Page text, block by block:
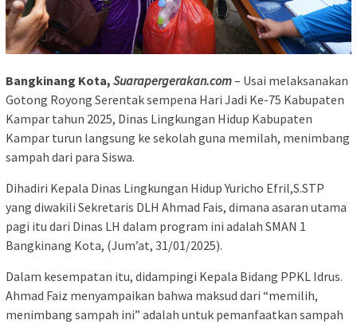
Bangkinang Kota, Suarapergerakan.com– Usai melaksanakan
Gotong Royong Serentak sempena Hari Jadi Ke-75 Kabupaten
Kampar tahun 2025, Dinas Lingkungan Hidup Kabupaten
Kampar turun langsung ke sekolah guna memilah, menimbang
sampah dari para Siswa.
Dihadiri Kepala Dinas Lingkungan Hidup Yuricho Efril,S.STP
yang diwakili Sekretaris DLH Ahmad Fais, dimana asaran utama
pagi itu dari Dinas LH dalam program ini adalah SMAN 1
Bangkinang Kota, (Jum’at, 31/01/2025).
Dalam kesempatan itu, didampingi Kepala Bidang PPKL Idrus.
Ahmad Faiz menyampaikan bahwa maksud dari “memilih,
menimbang sampah ini” adalah untuk pemanfaatkan sampah